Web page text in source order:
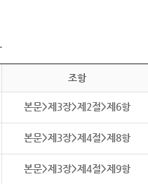
조항
본문>제3장>제2절>제6항
본문>제3장>제4절>제8항
본문>제3장>제4절>제9항